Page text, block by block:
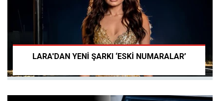
LARA'DAN YENİ ŞARKI ‘ESKİ NUMARALAR’